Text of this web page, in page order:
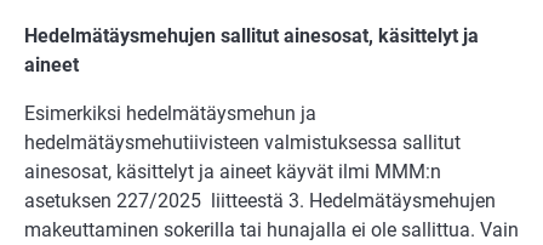
Hedelmätäysmehujen sallitut ainesosat, käsittelyt ja
aineet
Esimerkiksi hedelmätäysmehun ja
hedelmätäysmehutiivisteen valmistuksessa sallitut
ainesosat, käsittelyt ja aineet käyvät ilmi MMM:n
asetuksen 227/2025 liitteestä 3. Hedelmätäysmehujen
makeuttaminen sokerilla tai hunajalla ei ole sallittua. Vain